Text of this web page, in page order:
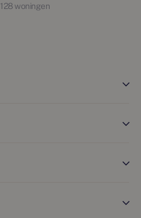
128 woningen